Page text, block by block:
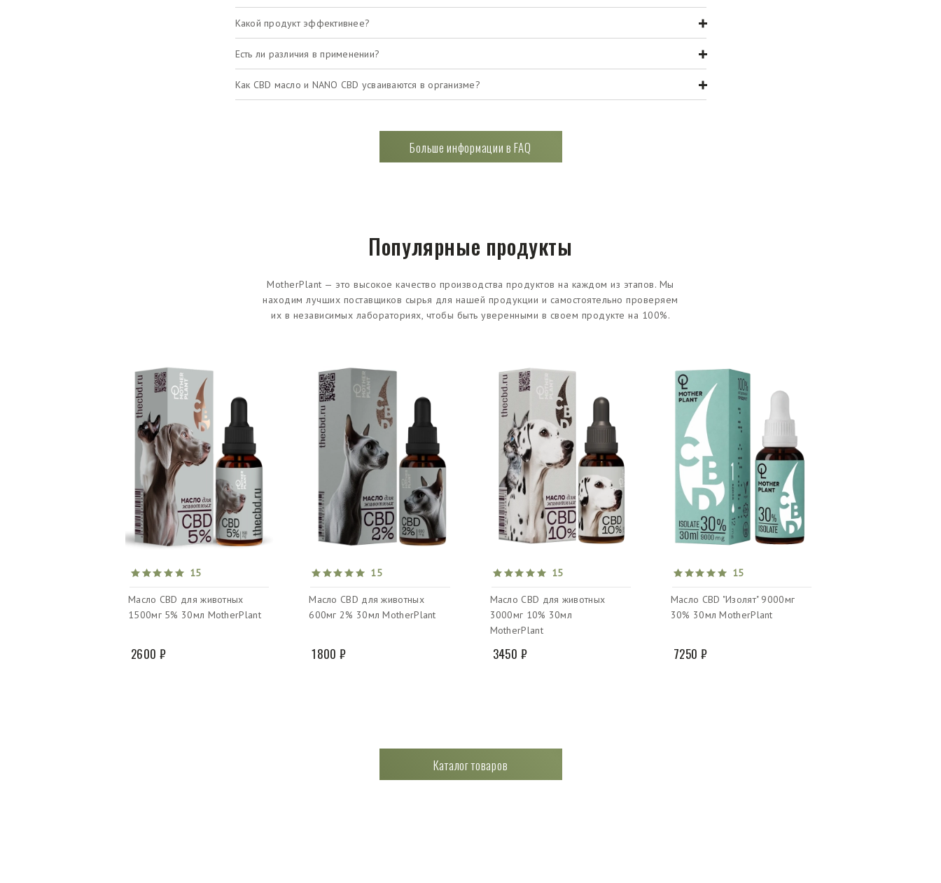
Какой продукт эффективнее?
Есть ли различия в применении?
Как CBD масло и NANO CBD усваиваются в организме?
Больше информации в FAQ
Популярные продукты
MotherPlant — это высокое качество производства продуктов на каждом из этапов. Мы
находим лучших поставщиков сырья для нашей продукции и самостоятельно проверяем
их в независимых лабораториях, чтобы быть уверенными в своем продукте на 100%.
15
Масло CBD для животных
1500мг 5% 30мл MotherPlant
2600 ₽
15
Масло CBD для животных
600мг 2% 30мл MotherPlant
1800 ₽
15
Масло CBD для животных
3000мг 10% 30мл
MotherPlant
3450 ₽
15
Масло CBD "Изолят" 9000мг
30% 30мл MotherPlant
7250 ₽
Каталог товаров